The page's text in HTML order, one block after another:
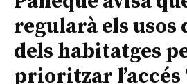
regularà els
dels habitatges
prioritzar l’accés